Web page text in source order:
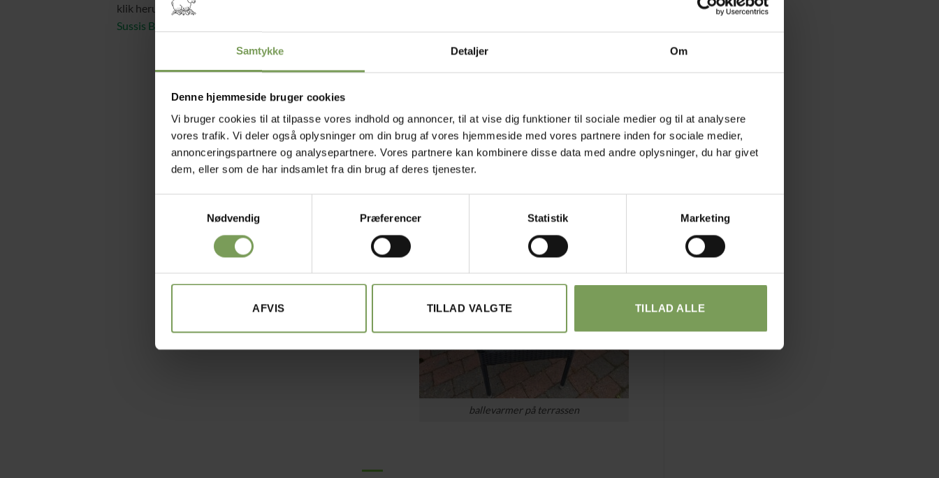
Samtykke Detaljer Om
Denne hjemmeside bruger cookies
Vi bruger cookies til at tilpasse vores indhold og annoncer, til at vise dig funktioner til sociale medier og til at analysere
vores trafik. Vi deler også oplysninger om din brug af vores hjemmeside med vores partnere inden for sociale medier,
annonceringspartnere og analysepartnere. Vores partnere kan kombinere disse data med andre oplysninger, du har givet
dem, eller som de har indsamlet fra din brug af deres tjenester.
Nødvendig
Præferencer Statistik Marketing
AFVIS TILLAD VALGTE TILLAD ALLE
ballevarmer som knæpude i haven
klik herunder for at, downloade den
Sussis Ballevarmer
ballevarmer på terrassen